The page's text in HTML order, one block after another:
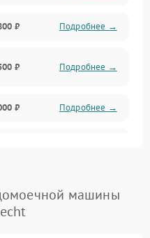
₽ Подробнее →
₽ Подробнее →
₽ Подробнее →
₽ Подробнее →
машины